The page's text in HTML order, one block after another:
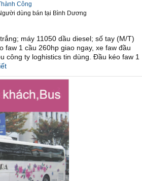
Công
dùng bán tại Bình Dương
máy 11050 dầu diesel; số tay (M/T)
faw 1 cầu 260hp giao ngay, xe faw đầu
công ty loghistics tin dùng. Đầu kéo faw 1